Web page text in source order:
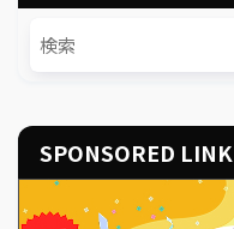
SPONSORED LINK